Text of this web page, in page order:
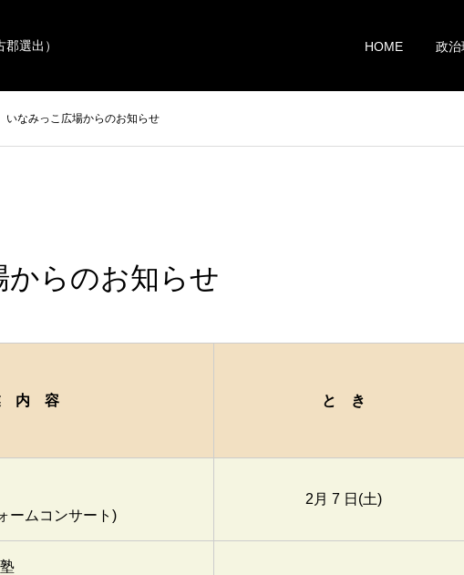
選出） HOME 政治
いなみっこ広場からのお知らせ
らのお知らせ
内 容 と き
ームコンサート)
2月 7 日(土)